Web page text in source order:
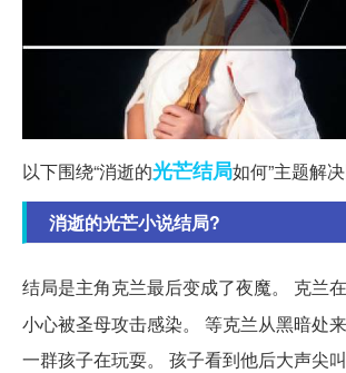
以下围绕“消逝的光芒结局如何”主题解
消逝的光芒小说结局?
结局是主角克兰最后变成了夜魔。 克兰
小心被圣母攻击感染。 等克兰从黑暗处
一群孩子在玩耍。 孩子看到他后大声尖叫